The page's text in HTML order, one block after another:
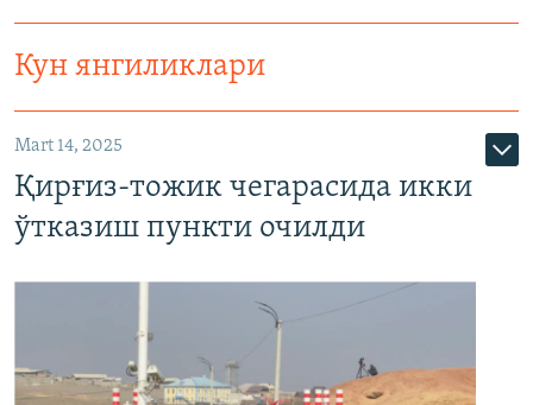
Кун янгиликлари
Mart 14, 2025
Қирғиз-тожик чегарасида икки
ўтказиш пункти очилди